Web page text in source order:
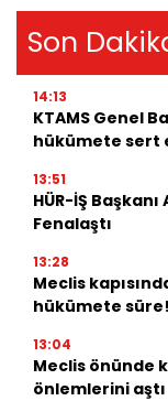
Son
14:13
KTAMS Genel
hükümete sert
13:51
HÜR-İŞ
Fenalaştı
13:28
Meclis
hükümete süre!
13:04
Meclis önünde
önlemlerini aştı